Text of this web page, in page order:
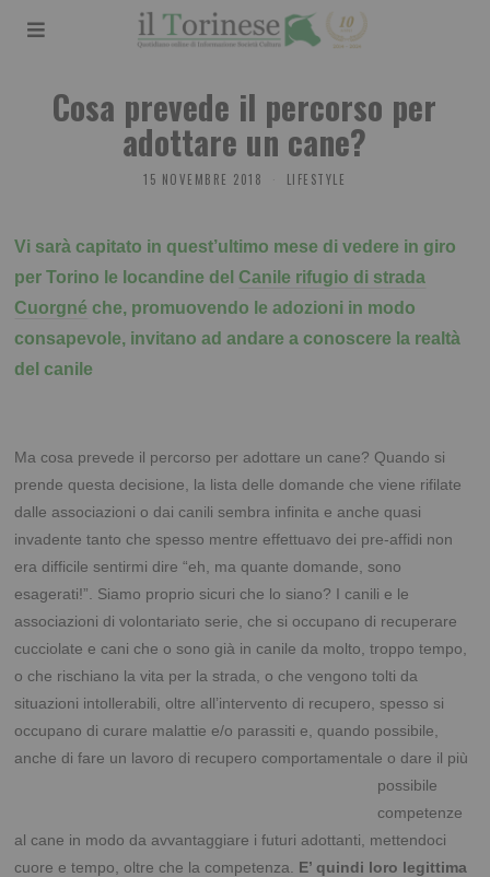
Cosa prevede il percorso per
adottare un cane?
15 NOVEMBRE 2018 LIFESTYLE
Vi sarà capitato in quest’ultimo mese di vedere in giro
per Torino le locandine del Canile rifugio di strada
Cuorgné che, promuovendo le adozioni in modo
consapevole, invitano ad andare a conoscere la realtà
del canile
Ma cosa prevede il percorso per adottare un cane? Quando si
prende questa decisione, la lista delle domande che viene rifilate
dalle associazioni o dai canili sembra infinita e anche quasi
invadente tanto che spesso mentre effettuavo dei pre-affidi non
era difficile sentirmi dire “eh, ma quante domande, sono
esagerati!”. Siamo proprio sicuri che lo siano? I canili e le
associazioni di volontariato serie, che si occupano di recuperare
cucciolate e cani che o sono già in canile da molto, troppo tempo,
o che rischiano la vita per la strada, o che vengono tolti da
situazioni intollerabili, oltre all’intervento di recupero, spesso si
occupano di curare malattie e/o parassiti e, quando possibile,
anche di fare un lavoro di recupero comportamentale o dare il più
possibile
competenze
al cane in modo da avvantaggiare i futuri adottanti, mettendoci
cuore e tempo, oltre che la competenza. E’ quindi loro legittima